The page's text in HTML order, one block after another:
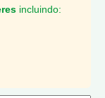
incluindo: